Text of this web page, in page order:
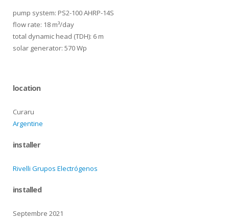
pump system: PS2-100 AHRP-14S
flow rate: 18 m³/day
total dynamic head (TDH): 6 m
solar generator: 570 Wp
location
Curaru
Argentine
installer
Rivelli Grupos Electrógenos
installed
Septembre 2021